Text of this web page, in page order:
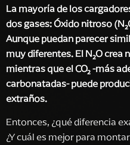
La mayoría de los
dos gases: Óxido nitroso
Aunque puedan parecer
muy diferentes. El N₂O
mientras que el CO₂ -más
carbonatadas- puede
extraños.
Entonces, ¿qué diferencia
¿Y cuál es mejor para